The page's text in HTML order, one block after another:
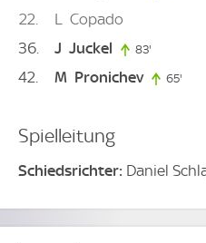
22 L
Copado
36
J Juckel 83'
42 M Pronichev 65'
Spielleitung
Schiedsrichter: Daniel